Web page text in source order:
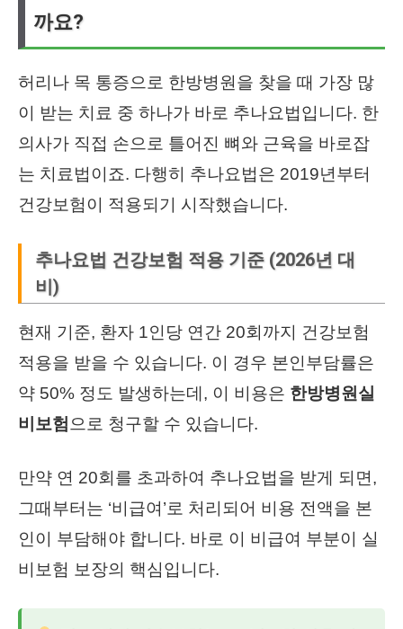
까요?
허리나 목 통증으로 한방병원을 찾을 때 가장 많
이 받는 치료 중 하나가 바로 추나요법입니다. 한
의사가 직접 손으로 틀어진 뼈와 근육을 바로잡
는 치료법이죠. 다행히 추나요법은 2019년부터
건강보험이 적용되기 시작했습니다.
추나요법 건강보험 적용 기준 (2026년 대
비)
현재 기준, 환자 1인당 연간 20회까지 건강보험
적용을 받을 수 있습니다. 이 경우 본인부담률은
약 50% 정도 발생하는데, 이 비용은 한방병원실
비보험 으로 청구할 수 있습니다.
만약 연 20회를 초과하여 추나요법을 받게 되면,
그때부터는 ‘비급여’로 처리되어 비용 전액을 본
인이 부담해야 합니다. 바로 이 비급여 부분이 실
비보험 보장의 핵심입니다.